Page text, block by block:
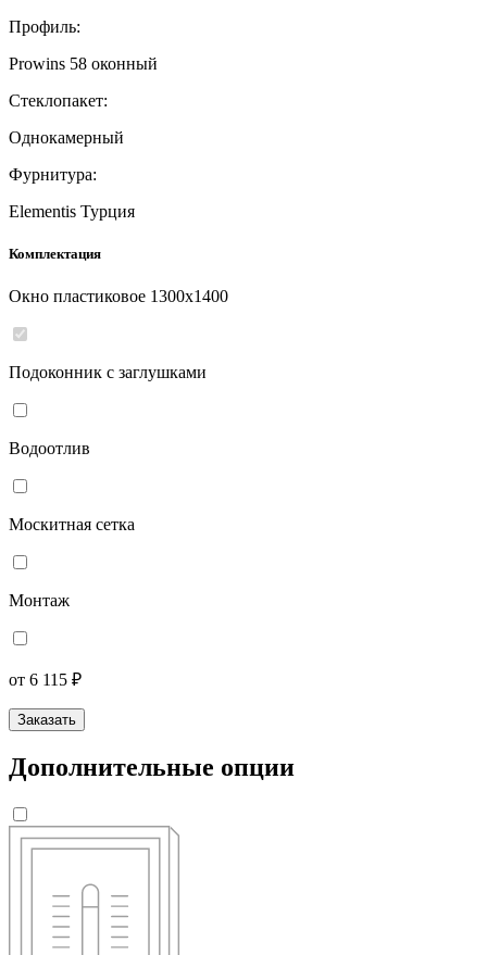
Профиль:
Prowins 58 оконный
Стеклопакет:
Однокамерный
Фурнитура:
Elementis Турция
Комплектация
Окно пластиковое 1300x1400
Подоконник с заглушками
Водоотлив
Москитная сетка
Монтаж
от 6 115 ₽
Заказать
Дополнительные опции